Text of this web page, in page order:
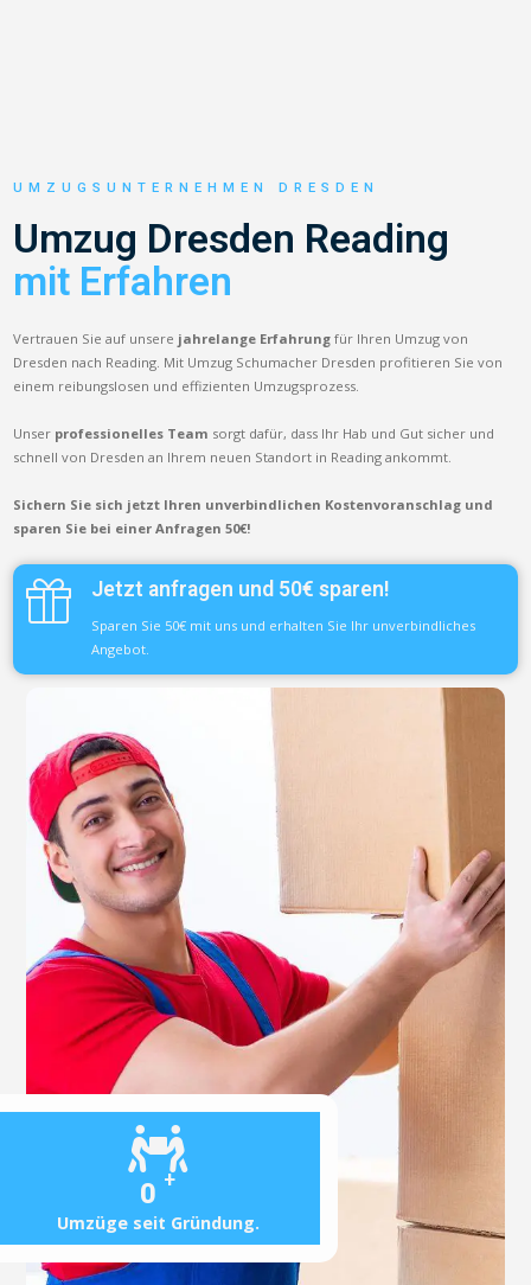
0 +
Umzüge seit Gründung.
UMZUGSUNTERNEHMEN DRESDEN
Umzug Dresden Reading
mit Erfahren
Vertrauen Sie auf unsere jahrelange Erfahrung für Ihren Umzug von
Dresden nach Reading. Mit Umzug Schumacher Dresden profitieren Sie von
einem reibungslosen und effizienten Umzugsprozess.
Unser professionelles Team sorgt dafür, dass Ihr Hab und Gut sicher und
schnell von Dresden an Ihrem neuen Standort in Reading ankommt.
Sichern Sie sich jetzt Ihren unverbindlichen Kostenvoranschlag und
sparen Sie bei einer Anfragen 50€!
Jetzt anfragen und 50€ sparen!
Sparen Sie 50€ mit uns und erhalten Sie Ihr unverbindliches
Angebot.